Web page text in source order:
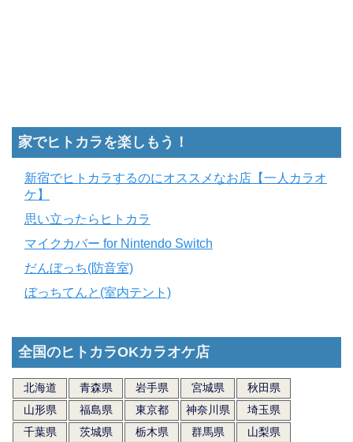
家でヒトカラを楽しもう！
新宿でヒトカラするのにオススメなお店【一人カラオ
ケ】
思い立ったらヒトカラ
マイクカバー for Nintendo Switch
だんぼっち(防音室)
ぼっちてんと(室内テント)
全国のヒトカラOKカラオケ店
北海道 青森県 岩手県 宮城県
秋田県
山形県
福島県 東京都 神奈川県
埼玉県
千葉県
茨城県 栃木県 群馬県
山梨県